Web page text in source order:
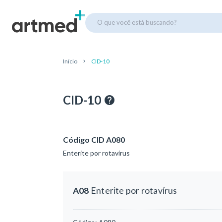
O que você está buscando?
Início CID-10
CID-10
Código CID A080
Enterite por rotavírus
A08 Enterite por rotavírus